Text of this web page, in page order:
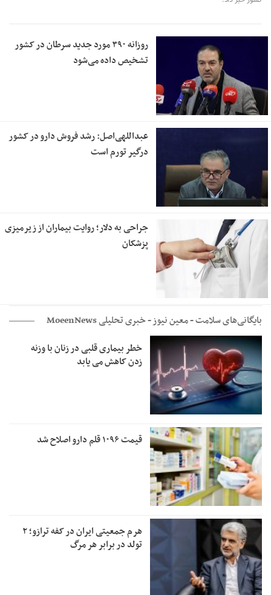
روزانه ۳۹۰ مورد جدید سرطان در کشور
تشخیص داده می‌شود
عبداللهی‌اصل: رشد فروش دارو در کشور
درگیر تورم است
جراحی به دلار؛ روایت بیماران از زیرمیزی
پزشکان
بایگانی‌های سلامت - معین نیوز - خبری تحلیلی MoeenNews
خطر بیماری قلبی در زنان با وزنه
زدن کاهش می یابد
قیمت ۱۰۹۶ قلم دارو اصلاح شد
هرم جمعیتی ایران در کفه ترازو؛ ۲
تولد در برابر هر مرگ